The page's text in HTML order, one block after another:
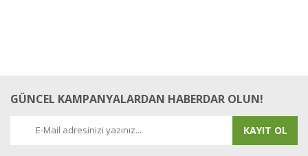
GÜNCEL KAMPANYALARDAN HABERDAR OLUN!
KAYIT OL